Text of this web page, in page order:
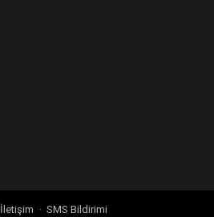
İletişim SMS Bildirimi